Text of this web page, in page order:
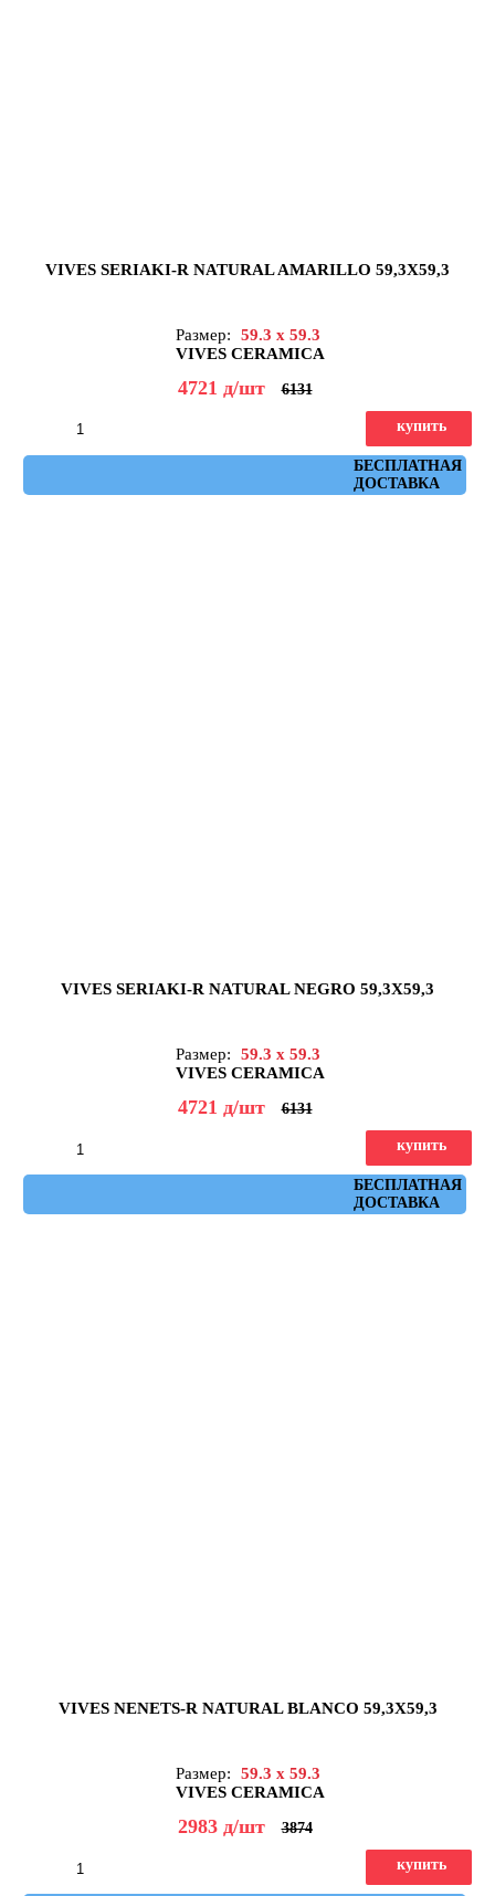
VIVES SERIAKI-R NATURAL AMARILLO 59,3X59,3
Размер:
59.3 x 59.3
VIVES CERAMICA
4721 д/шт 6131
БЕСПЛАТНАЯ
ДОСТАВКА
купить
Артикул: seriaki_r_natural_amarillo_59,3x59,3
VIVES SERIAKI-R NATURAL NEGRO 59,3X59,3
Размер:
59.3 x 59.3
VIVES CERAMICA
4721 д/шт 6131
БЕСПЛАТНАЯ
ДОСТАВКА
купить
Артикул: seriaki_r_natural_negro_59,3x59,3
VIVES NENETS-R NATURAL BLANCO 59,3X59,3
Размер:
59.3 x 59.3
VIVES CERAMICA
2983 д/шт 3874
купить